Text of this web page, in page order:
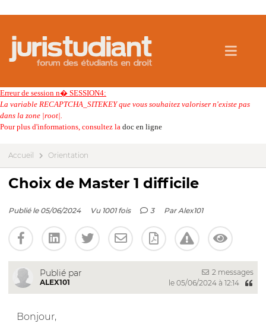
Erreur de session n� SESSION4:
La variable RECAPTCHA_SITEKEY que vous souhaitez valoriser n'existe pas
dans la zone |root|.
Pour plus d'informations, consultez la doc en ligne
Accueil Orientation
Choix de Master 1 difficile
Publié le 05/06/2024 Vu 1001 fois 3 Par Alex101
Publié par
ALEX101
2 messages
le 05/06/2024 à 12:14
Bonjour,